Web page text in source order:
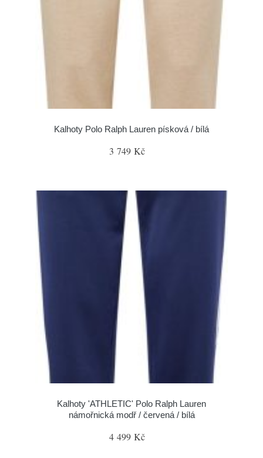
Kalhoty Polo Ralph Lauren písková / bílá
3 749 Kč
Kalhoty 'ATHLETIC' Polo Ralph Lauren
námořnická modř / červená / bílá
4 499 Kč